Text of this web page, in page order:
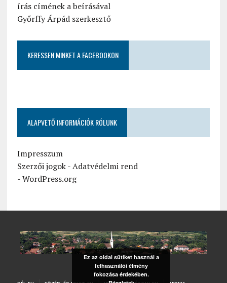
írás címének a beírásával
Győrffy Árpád szerkesztő
KERESSEN MINKET A FACEBOOKON
ALAPVETŐ INFORMÁCIÓK RÓLUNK
Impresszum
Szerzői jogok-Adatvédelmi rend
-WordPress.org
Ez az oldal sütiket használ a
felhasználói élmény
fokozása érdekében.